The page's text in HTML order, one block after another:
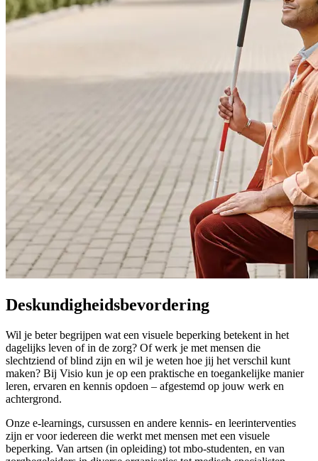
Deskundigheidsbevordering
Wil je beter begrijpen wat een visuele beperking betekent in het
dagelijks leven of in de zorg? Of werk je met mensen die
slechtziend of blind zijn en wil je weten hoe jij het verschil kunt
maken? Bij Visio kun je op een praktische en toegankelijke manier
leren, ervaren en kennis opdoen – afgestemd op jouw werk en
achtergrond.
Onze e-learnings, cursussen en andere kennis- en leerinterventies
zijn er voor iedereen die werkt met mensen met een visuele
beperking. Van artsen (in opleiding) tot mbo-studenten, en van